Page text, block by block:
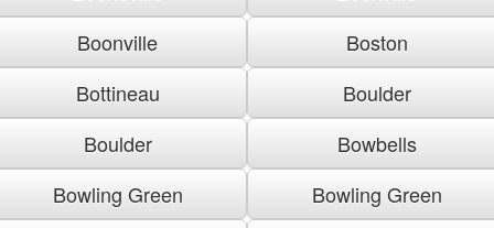
Boonville
Boston
Bottineau
Boulder
Boulder
Bowbells
Bowling Green
Bowling Green